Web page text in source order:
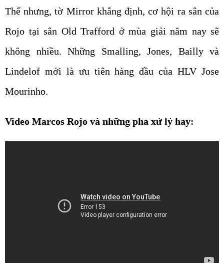
Thế nhưng, tờ Mirror khẳng định, cơ hội ra sân của
Rojo tại sân Old Trafford ở mùa giải năm nay sẽ
không nhiều. Những Smalling, Jones, Bailly và
Lindelof mới là ưu tiên hàng đầu của HLV Jose
Mourinho.
Video Marcos Rojo và những pha xử lý hay: